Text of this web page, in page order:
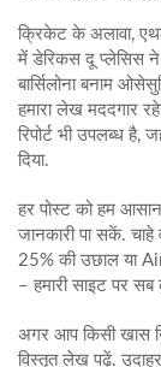
क्रिकेट के अलावा,
में डेरिकस दू प्लेसिस
बार्सिलोना बनाम
हमारा लेख मददगार
रिपोर्ट भी उपलब्ध
दिया.
हर पोस्ट को हम
जानकारी पा सकें.
25% की उछाल या
– हमारी साइट पर
अगर आप किसी खास
विस्तृत लेख पढ़ें.